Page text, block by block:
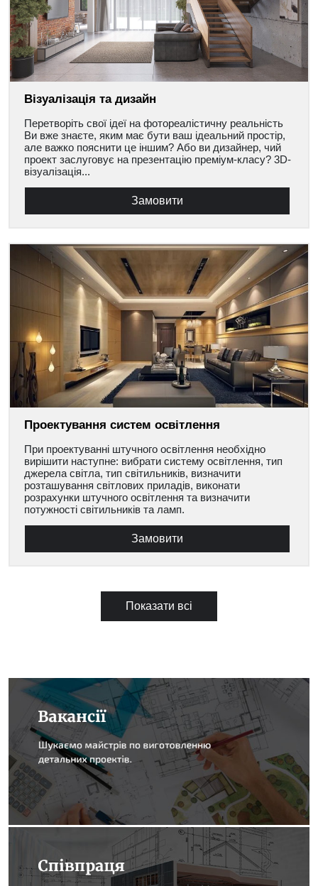
Візуалізація та дизайн
Перетворіть свої ідеї на фотореалістичну реальність
Ви вже знаєте, яким має бути ваш ідеальний простір,
але важко пояснити це іншим? Або ви дизайнер, чий
проект заслуговує на презентацію преміум-класу? 3D-
візуалізація...
Замовити
Проектування систем освітлення
При проектуванні штучного освітлення необхідно
вирішити наступне: вибрати систему освітлення, тип
джерела світла, тип світильників, визначити
розташування світлових приладів, виконати
розрахунки штучного освітлення та визначити
потужності світильників та ламп.
Замовити
Показати всі